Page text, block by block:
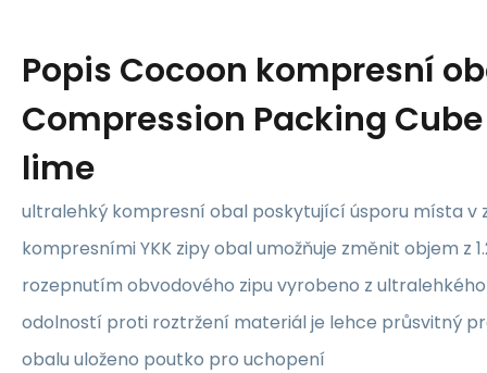
Popis Cocoon kompresní
Compression Packing
lime
ultralehký kompresní obal poskytující úsporu místa v
kompresními YKK zipy obal umožňuje změnit objem z
rozepnutím obvodového zipu vyrobeno z
odolností proti roztržení materiál je lehce průsvitný
obalu uloženo poutko pro uchopení